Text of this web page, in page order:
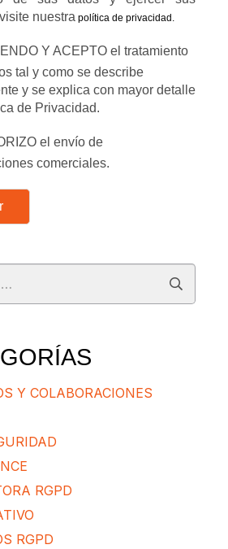
nuestra política de privacidad .
Y ACEPTO el tratamiento
tal y como se describe
y se explica con mayor detalle
de Privacidad.
el envío de
comerciales.
Y COLABORACIONES
RGPD
RGPD